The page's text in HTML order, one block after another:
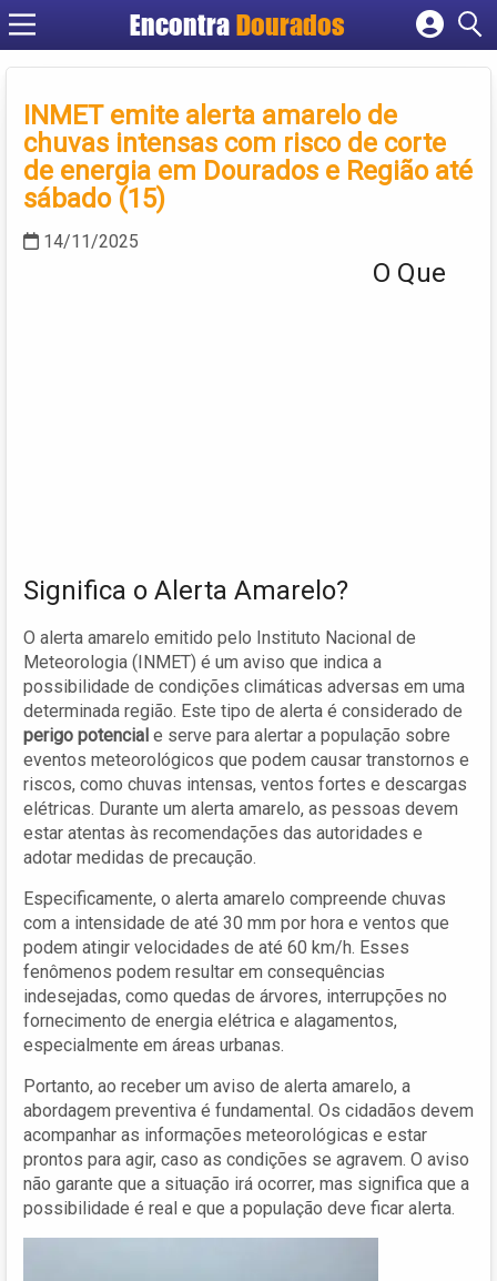
EncontraDourados
Cadastrar empresa
Criar conta
INMET emite alerta amarelo de
chuvas intensas com risco de corte
de energia em Dourados e Região até
sábado (15)
14/11/2025
O Que
Significa o Alerta Amarelo?
O alerta amarelo emitido pelo Instituto Nacional de
Meteorologia (INMET) é um aviso que indica a
possibilidade de condições climáticas adversas em uma
determinada região. Este tipo de alerta é considerado de
perigo potencial e serve para alertar a população sobre
eventos meteorológicos que podem causar transtornos e
riscos, como chuvas intensas, ventos fortes e descargas
elétricas. Durante um alerta amarelo, as pessoas devem
estar atentas às recomendações das autoridades e
adotar medidas de precaução.
Especificamente, o alerta amarelo compreende chuvas
com a intensidade de até 30 mm por hora e ventos que
podem atingir velocidades de até 60 km/h. Esses
fenômenos podem resultar em consequências
indesejadas, como quedas de árvores, interrupções no
fornecimento de energia elétrica e alagamentos,
especialmente em áreas urbanas.
Portanto, ao receber um aviso de alerta amarelo, a
abordagem preventiva é fundamental. Os cidadãos devem
acompanhar as informações meteorológicas e estar
prontos para agir, caso as condições se agravem. O aviso
não garante que a situação irá ocorrer, mas significa que a
possibilidade é real e que a população deve ficar alerta.